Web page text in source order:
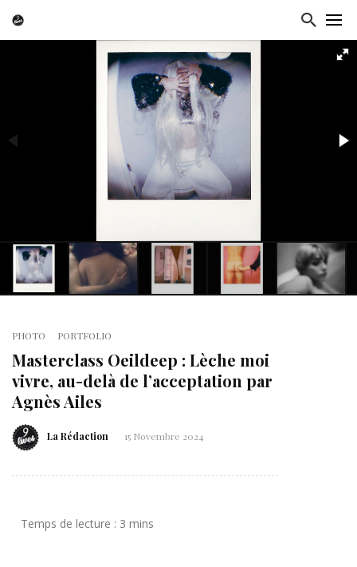
PHOTO PORTFOLIO
Masterclass Oeildeep : Lèche moi
vivre, au-delà de l’acceptation par
Agnès Ailes
La Rédaction 15 Novembre 2024